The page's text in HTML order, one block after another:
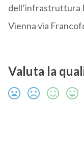
dell’infrastruttura
Vienna via
Valuta la